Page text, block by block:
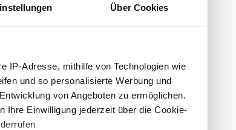
Über Cookies
IP-Adresse, mithilfe von Technologien wie
und so personalisierte Werbung und
von Angeboten zu ermöglichen.
Ihre Einwilligung jederzeit über die Cookie-